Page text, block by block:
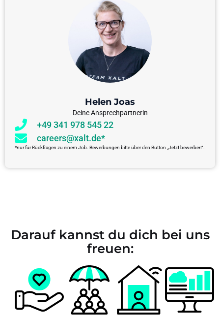
Helen Joas
Deine Ansprechpartnerin
+49 341 978 545 22
careers@xalt.de*
*nur für Rückfragen zu einem Job. Bewerbungen bitte über den Button „Jetzt bewerben“.
Darauf kannst du dich bei uns
freuen: